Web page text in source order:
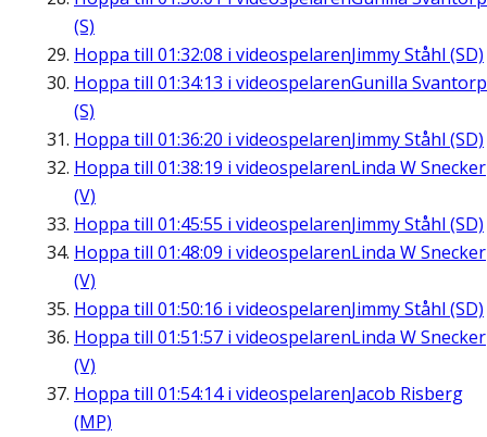
(S)
Hoppa till 01:32:08 i videospelarenJimmy Ståhl (SD)
Hoppa till 01:34:13 i videospelarenGunilla Svantorp
(S)
Hoppa till 01:36:20 i videospelarenJimmy Ståhl (SD)
Hoppa till 01:38:19 i videospelarenLinda W Snecker
(V)
Hoppa till 01:45:55 i videospelarenJimmy Ståhl (SD)
Hoppa till 01:48:09 i videospelarenLinda W Snecker
(V)
Hoppa till 01:50:16 i videospelarenJimmy Ståhl (SD)
Hoppa till 01:51:57 i videospelarenLinda W Snecker
(V)
Hoppa till 01:54:14i videospelarenJacob Risberg
(MP)